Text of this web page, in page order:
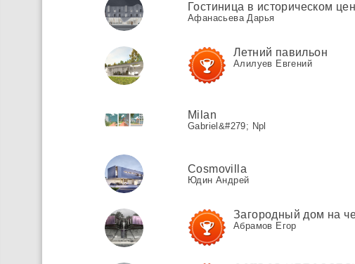
Гостиница в историческом
Афанасьева Дарья
Летний павильон
Алилуев Евгений
Milan
Gabriel&#279; Npl
Cosmovilla
Юдин Андрей
Загородный дом на
Абрамов Егор